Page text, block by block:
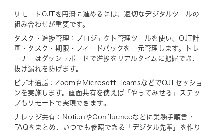
リモートOJTを円滑に進めるには、適切なデジタルツールの
組み合わせが重要です。
タスク・進捗管理：プロジェクト管理ツールを使い、OJT計
画・タスク・期限・フィードバックを一元管理します。トレ
ーナーはダッシュボードで進捗をリアルタイムに把握でき、
抜け漏れを防げます。
ビデオ通話：ZoomやMicrosoft TeamsなどでOJTセッショ
ンを実施します。画面共有を使えば「やってみせる」ステッ
プもリモートで実現できます。
ナレッジ共有：NotionやConfluenceなどに業務手順書・
FAQをまとめ、いつでも参照できる「デジタル先輩」を作り